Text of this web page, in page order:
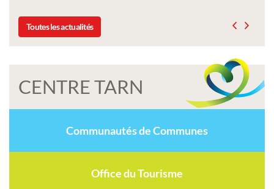
Toutes les actualités
CENTRE TARN
Communautés de Communes
Office du Tourisme